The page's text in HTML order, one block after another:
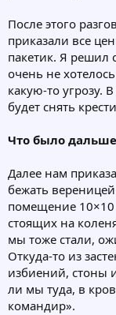
После этого
приказали все
пакетик. Я решил
очень не
какую-то угрозу.
будет снять
Что было дальше
Далее нам
бежать
помещение 10×10
стоящих на
мы тоже стали,
Откуда-то из
избиений, стоны
ли мы туда, в
командир».